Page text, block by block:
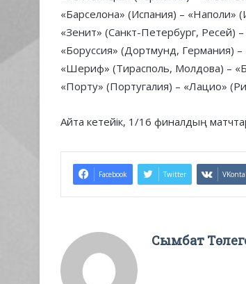
«Барселона» (Испания) – «Наполи»
«Зенит» (Санкт-Петербург, Ресей)
«Боруссия» (Дортмунд, Германия)
«Шериф» (Тирасполь, Молдова) –
«Порту» (Португалия) – «Лацио»
Айта кетейік, 1/16 финалдың
Facebook Twitter
Сымбат